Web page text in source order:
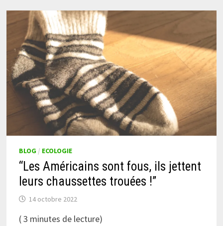
BLOG / ECOLOGIE
“Les Américains sont fous, ils jettent
leurs chaussettes trouées !”
14 octobre 2022
(3 minutes de lecture)